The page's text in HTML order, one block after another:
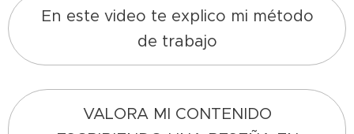
En este video te explico mi método
de trabajo
VALORA MI CONTENIDO